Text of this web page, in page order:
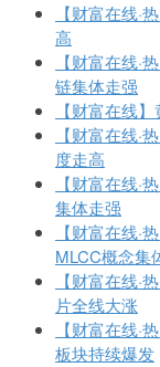
【财富在线·
高
【财富在线·
链集体走强
【财富在线
【财富在线·
度走高
【财富在线·
集体走强
【财富在线·
MLCC概念集
【财富在线·
片全线大涨
【财富在线·
板块持续爆发